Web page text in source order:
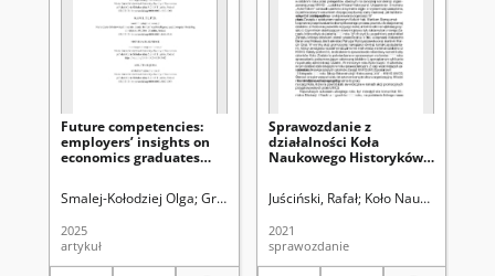
Future competencies:
employers’ insights on
economics graduates
Smalej-Kołodziej Olga Grzesiuk, Kalina Filipek, Kamil Jakubiak, Monika
2025
artykuł
Sprawozdanie z
działalności Koła
Naukowego Historyków
w Lublinie za 2021 rok
Juściński, Rafał Koło Naukowe
2021
sprawozdanie